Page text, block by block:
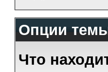
Опции
Что